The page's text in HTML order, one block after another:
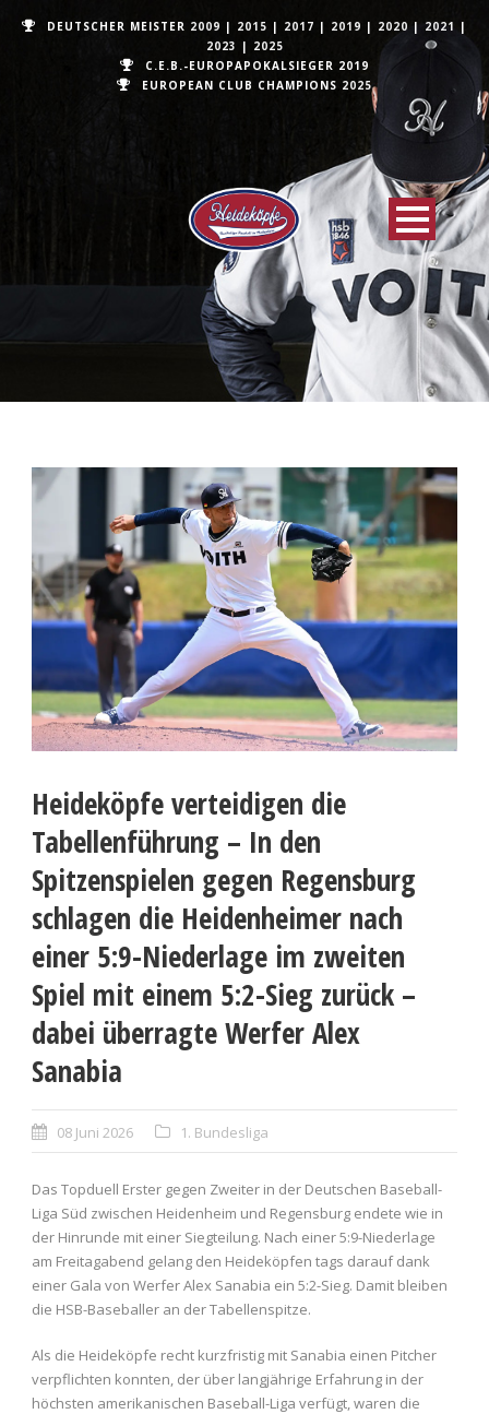
DEUTSCHER MEISTER 2009 | 2015 | 2017 | 2019 | 2020 | 2021 |
2023 | 2025
C.E.B.-EUROPAPOKALSIEGER 2019
EUROPEAN CLUB CHAMPIONS 2025
Heideköpfe verteidigen die
Tabellenführung – In den
Spitzenspielen gegen Regensburg
schlagen die Heidenheimer nach
einer 5:9-Niederlage im zweiten
Spiel mit einem 5:2-Sieg zurück –
dabei überragte Werfer Alex
Sanabia
08 Juni 2026 1. Bundesliga
Das Topduell Erster gegen Zweiter in der Deutschen Baseball-
Liga Süd zwischen Heidenheim und Regensburg endete wie in
der Hinrunde mit einer Siegteilung. Nach einer 5:9-Niederlage
am Freitagabend gelang den Heideköpfen tags darauf dank
einer Gala von Werfer Alex Sanabia ein 5:2-Sieg. Damit bleiben
die HSB-Baseballer an der Tabellenspitze.
Als die Heideköpfe recht kurzfristig mit Sanabia einen Pitcher
verpflichten konnten, der über langjährige Erfahrung in der
höchsten amerikanischen Baseball-Liga verfügt, waren die